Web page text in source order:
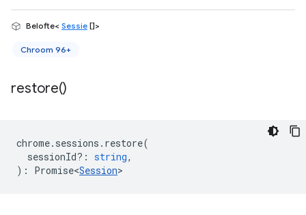
Belofte< Sessie []>
Chroom 96+
restore()
chrome. sessions . restore(
sessionId? : string,
) : Promise<Session>